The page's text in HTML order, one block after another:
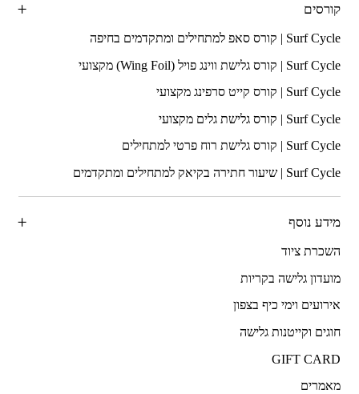
קורסים
מידע נוסף
השכרת ציוד
מועדון גלישה בקריות
אירועים וימי כיף בצפון
חוגים וקייטנות גלישה
GIFT CARD
מאמרים